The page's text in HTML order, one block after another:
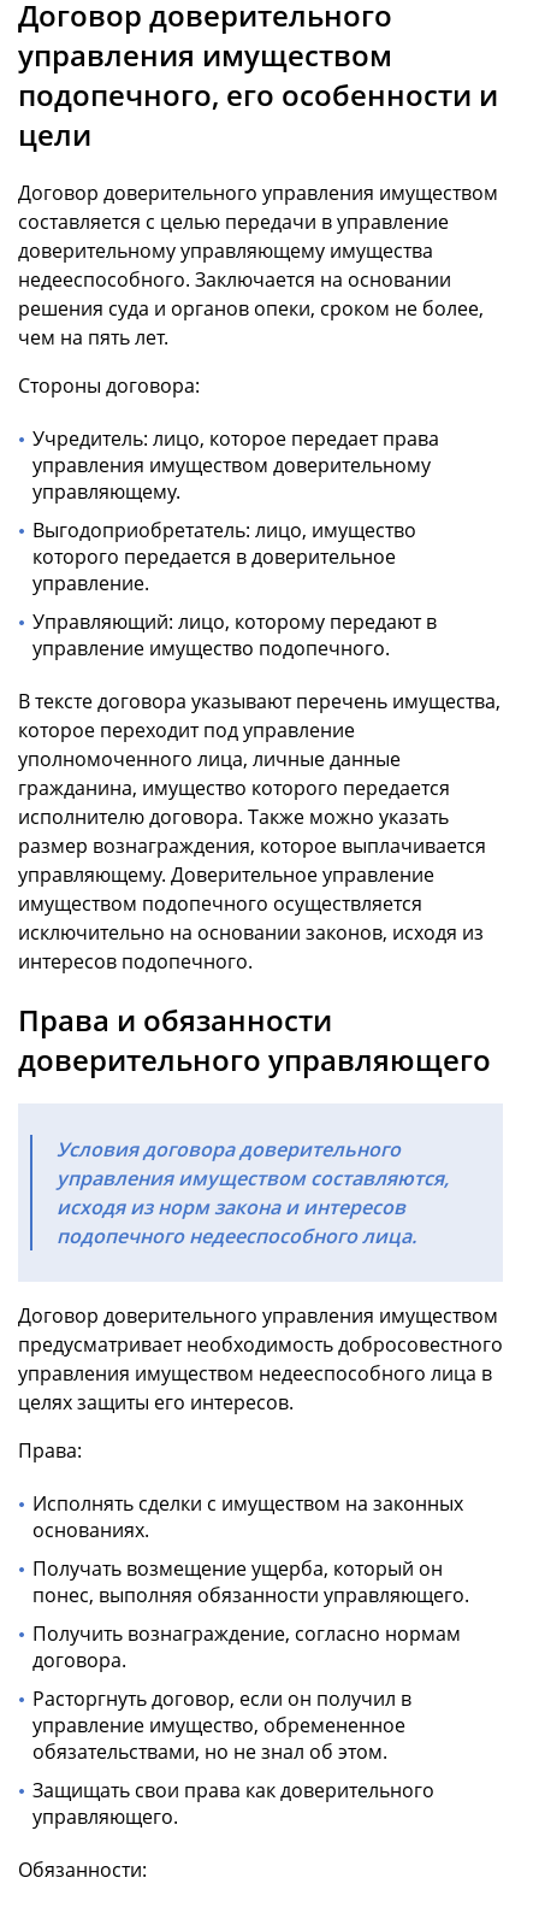
Договор доверительного
управления имуществом
подопечного, его особенности и
цели
Договор доверительного управления имуществом
составляется с целью передачи в управление
доверительному управляющему имущества
недееспособного. Заключается на основании
решения суда и органов опеки, сроком не более,
чем на пять лет.
Стороны договора:
Учредитель: лицо, которое передает права
управления имуществом доверительному
управляющему.
Выгодоприобретатель: лицо, имущество
которого передается в доверительное
управление.
Управляющий: лицо, которому передают в
управление имущество подопечного.
В тексте договора указывают перечень имущества,
которое переходит под управление
уполномоченного лица, личные данные
гражданина, имущество которого передается
исполнителю договора. Также можно указать
размер вознаграждения, которое выплачивается
управляющему. Доверительное управление
имуществом подопечного осуществляется
исключительно на основании законов, исходя из
интересов подопечного.
Права и обязанности
доверительного управляющего
Условия договора доверительного
управления имуществом составляются,
исходя из норм закона и интересов
подопечного недееспособного лица.
Договор доверительного управления имуществом
предусматривает необходимость добросовестного
управления имуществом недееспособного лица в
целях защиты его интересов.
Права:
Исполнять сделки с имуществом на законных
основаниях.
Получать возмещение ущерба, который он
понес, выполняя обязанности управляющего.
Получить вознаграждение, согласно нормам
договора.
Расторгнуть договор, если он получил в
управление имущество, обремененное
обязательствами, но не знал об этом.
Защищать свои права как доверительного
управляющего.
Обязанности: